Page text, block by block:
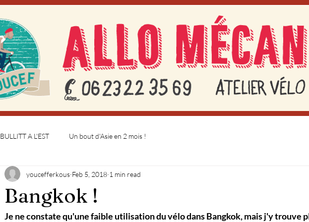
BULLITT A L'EST Un bout d'Asie en 2 mois !
Bangkok !
youcefferkous Feb 5, 2018 1 min read
Je ne constate qu'une faible utilisation du vélo dans Bangkok, mais j'y trouve